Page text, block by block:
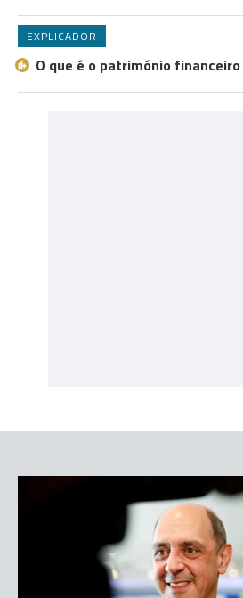
EXPLICADOR
O que é o património